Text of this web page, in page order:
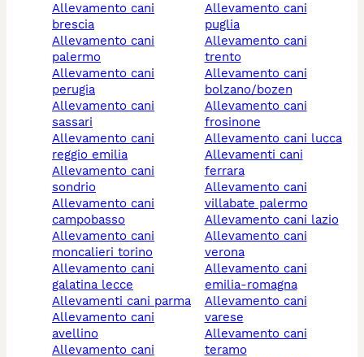
allevamento cani
brescia
allevamento cani
palermo
allevamento cani
perugia
allevamento cani
sassari
allevamento cani
reggio emilia
allevamento cani
sondrio
allevamento cani
campobasso
allevamento cani
moncalieri torino
allevamento cani
galatina lecce
allevamenti cani parma
allevamento cani
avellino
allevamento cani
allevamento cani
puglia
allevamento cani
trento
allevamento cani
bolzano/bozen
allevamento cani
frosinone
allevamento cani lucca
allevamenti cani
ferrara
allevamento cani
villabate palermo
allevamento cani lazio
allevamento cani
verona
allevamento cani
emilia-romagna
allevamento cani
varese
allevamento cani
teramo